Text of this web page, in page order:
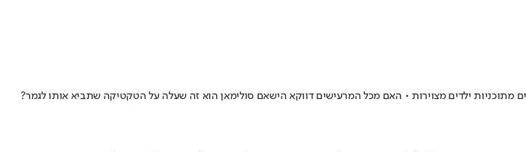
מתוכניות ילדים מצוירות • האם מכל המרעישים דווקא הישאם סולימאן הוא זה שעלה על הטקטיקה שתביא אותו לגמר?